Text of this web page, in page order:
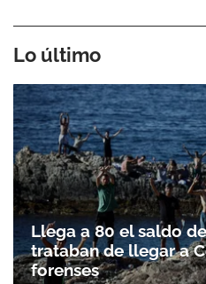
Lo último
Llega a 80 el saldo
trataban de llegar a
forenses